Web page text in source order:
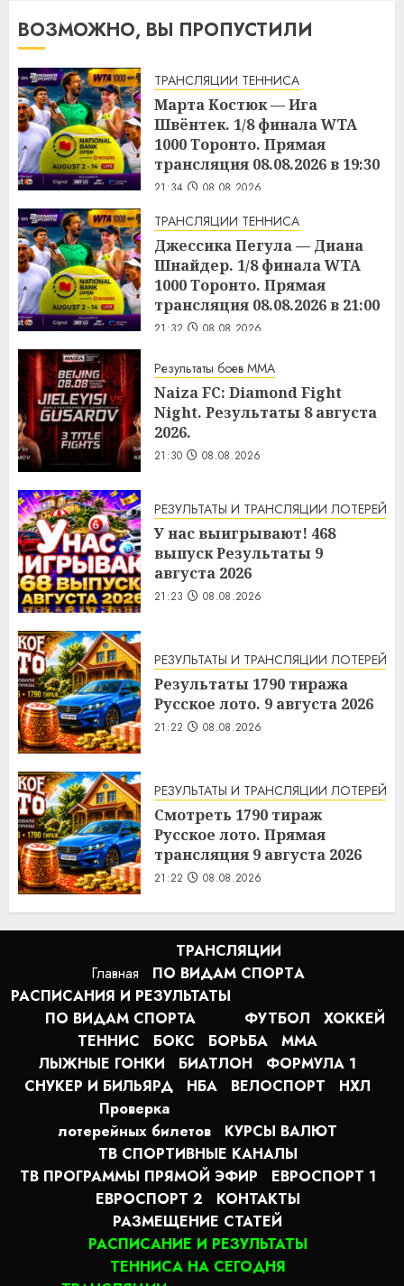
ВОЗМОЖНО, ВЫ ПРОПУСТИЛИ
ТРАНСЛЯЦИИ ТЕННИСА
Марта Костюк — Ига
Швёнтек. 1/8 финала WTA
1000 Торонто. Прямая
трансляция 08.08.2026 в 19:30
21:34 08.08.2026
ТРАНСЛЯЦИИ ТЕННИСА
Джессика Пегула — Диана
Шнайдер. 1/8 финала WTA
1000 Торонто. Прямая
трансляция 08.08.2026 в 21:00
21:32 08.08.2026
Результаты боев MMA
Naiza FC: Diamond Fight
Night. Результаты 8 августа
2026.
21:30 08.08.2026
РЕЗУЛЬТАТЫ И ТРАНСЛЯЦИИ ЛОТЕРЕЙ
У нас выигрывают! 468
выпуск Результаты 9
августа 2026
21:23 08.08.2026
РЕЗУЛЬТАТЫ И ТРАНСЛЯЦИИ ЛОТЕРЕЙ
Результаты 1790 тиража
Русское лото. 9 августа 2026
21:22 08.08.2026
РЕЗУЛЬТАТЫ И ТРАНСЛЯЦИИ ЛОТЕРЕЙ
Смотреть 1790 тираж
Русское лото. Прямая
трансляция 9 августа 2026
21:22 08.08.2026
Главная
ТРАНСЛЯЦИИ
ПО ВИДАМ СПОРТA
РАСПИСАНИЯ И РЕЗУЛЬТАТЫ
ПО ВИДАМ СПОРТА
ФУТБОЛ
ХОККЕЙ
ТЕННИС
БОКС БОРЬБА
MMA
ЛЫЖНЫЕ ГОНКИ
БИАТЛОН
ФОРМУЛА 1
СНУКЕР И БИЛЬЯРД
НБА ВЕЛОСПОРТ
НХЛ
Проверка
лотерейных билетов
КУРСЫ ВАЛЮТ
ТВ СПОРТИВНЫЕ КАНАЛЫ
ТВ ПРОГРАММЫ ПРЯМОЙ ЭФИР
ЕВРОСПОРТ 1
ЕВРОСПОРТ 2
КОНТАКТЫ
РАЗМЕЩЕНИЕ СТАТЕЙ
РАСПИСАНИЕ И РЕЗУЛЬТАТЫ
ТЕННИСА НА СЕГОДНЯ